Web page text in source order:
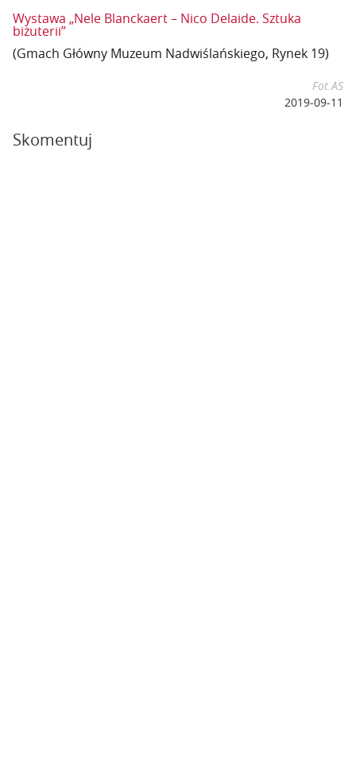
Wystawa „Nele Blanckaert – Nico Delaide. Sztuka
biżuterii”
(Gmach Główny Muzeum Nadwiślańskiego, Rynek 19)
Fot.AS
2019-09-11
Skomentuj